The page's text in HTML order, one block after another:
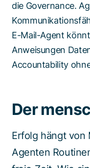
die Governance.
E-Mail-Agent
Anweisungen
Accountability
Der
Erfolg hängt von
Agenten